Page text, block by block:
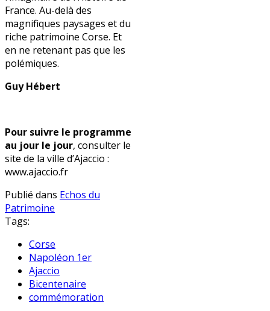
France. Au-delà des
magnifiques paysages et du
riche patrimoine Corse. Et
en ne retenant pas que les
polémiques.
Guy Hébert
Pour suivre le programme
au jour le jour, consulter le
site de la ville d’Ajaccio :
www.ajaccio.fr
Publié dans Echos du
Patrimoine
Tags:
Corse
Napoléon 1er
Ajaccio
Bicentenaire
commémoration